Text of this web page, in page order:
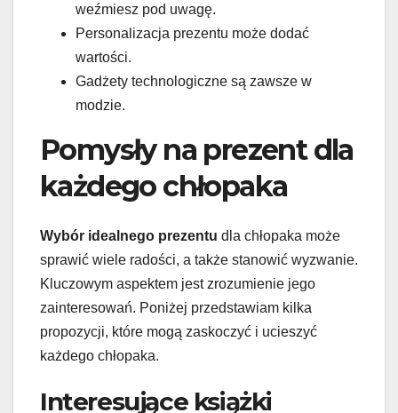
weźmiesz pod uwagę.
Personalizacja prezentu może dodać
wartości.
Gadżety technologiczne są zawsze w
modzie.
Pomysły na prezent dla
każdego chłopaka
Wybór idealnego prezentu dla chłopaka może
sprawić wiele radości, a także stanowić wyzwanie.
Kluczowym aspektem jest zrozumienie jego
zainteresowań. Poniżej przedstawiam kilka
propozycji, które mogą zaskoczyć i ucieszyć
każdego chłopaka.
Interesujące książki